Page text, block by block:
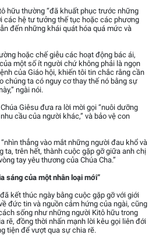
hữu thường “đã khuất phục trước những
các hệ tư tưởng thế tục hoặc các phương
đến những khái quát hóa quá mức và
hoặc chế giễu các hoạt động bác ái,
một số ít người chứ không phải là ngọn
của Giáo hội, khiến tôi tin chắc rằng cần
chúng ta có nguy cơ thay thế nó bằng sự
ngài nói.
Giêsu đưa ra lời mời gọi “nuôi dưỡng
cầu của người khác,” và bảo vệ con
thẳng vào mắt những người đau khổ và
ta, trên hết, thành cuộc gặp gỡ giữa anh chị
tay yêu thương của Chúa Cha.”
sáng của một nhân loại mới”
kết thúc ngày bằng cuộc gặp gỡ với giới
đức tin và nguồn cảm hứng của ngài, cũng
sống như những người Kitô hữu trong
rẽ, đồng thời nhấn mạnh lời kêu gọi liên đới
tiện để vượt qua sự chia rẽ.